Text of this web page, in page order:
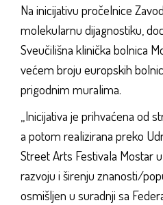
Na inicijativu pročelnice
molekularnu dijagnostiku,
Sveučilišna klinička bolnica
većem broju europskih
prigodnim muralima.
„Inicijativa je prihvaćena od
a potom realizirana preko
Street Arts Festivala Mostar
razvoju i širenju znanosti/
osmišljen u suradnji sa